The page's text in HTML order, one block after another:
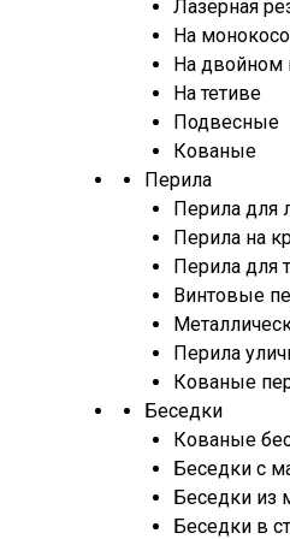
Лазерная
На
На двойном
На тетиве
Подвесные
Кованые
Перила
Перила для
Перила на
Перила для
Винтовые
Перила
Кованые
Беседки
Кованые
Беседки с
Беседки из
Беседки в